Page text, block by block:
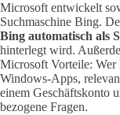
Microsoft entwickelt
Suchmaschine Bing.
Bing automatisch als
hinterlegt wird.
Microsoft Vorteile: Wer
Windows-Apps,
einem Geschäftskonto
bezogene Fragen.